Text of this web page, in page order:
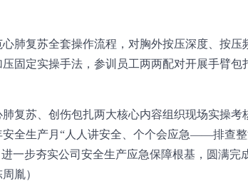
肺复苏全套操作流程，对胸外按压深度、按压
固定实操手法，参训员工两两配对开展手臂包
复苏、创伤包扎两大核心内容组织现场实操考
全生产月“人人讲安全、个个会应急——排查
一步夯实公司安全生产应急保障根基，圆满完
胤）